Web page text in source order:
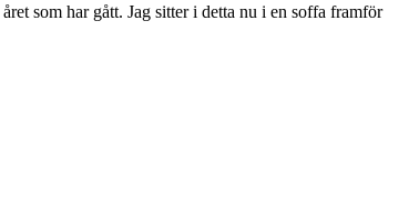
som har gått. Jag sitter i detta nu i en soffa framför